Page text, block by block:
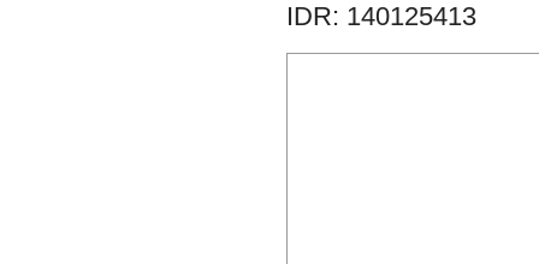
IDR: 140125413